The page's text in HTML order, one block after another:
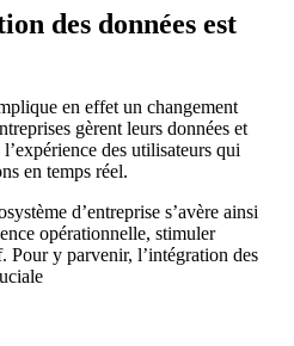
des données est
en effet un changement
gèrent leurs données et
des utilisateurs qui
en temps réel.
d’entreprise s’avère ainsi
opérationnelle, stimuler
Pour y parvenir, l’intégration des